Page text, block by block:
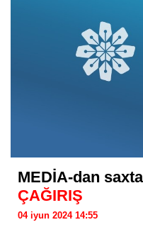
MEDİA-dan
ÇAĞIRIŞ
04 iyun 2024 14:55